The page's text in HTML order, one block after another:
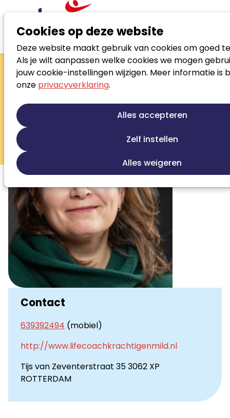
Cookies op deze website
Deze website maakt gebruik van cookies om goed
Als je wilt aanpassen welke cookies we mogen
jouw cookie-instellingen wijzigen. Meer informatie is
onze privacyverklaring.
Alles accepteren
Zelf instellen
Alles weigeren
Zoek loopbaanspecialist
Linda Donkers
Loopbaanontwikkeling
Persoonlijke ontwikkeling
Jobcoaching
Stress en burnout begeleiding
Studiekeuze begeleiding
Sollicitatiebegeleiding
Contact
639392494 (mobiel)
http://www.lifecoachkrachtigenmild.nl
Tijs van Zeventerstraat 35 3062 XP
ROTTERDAM